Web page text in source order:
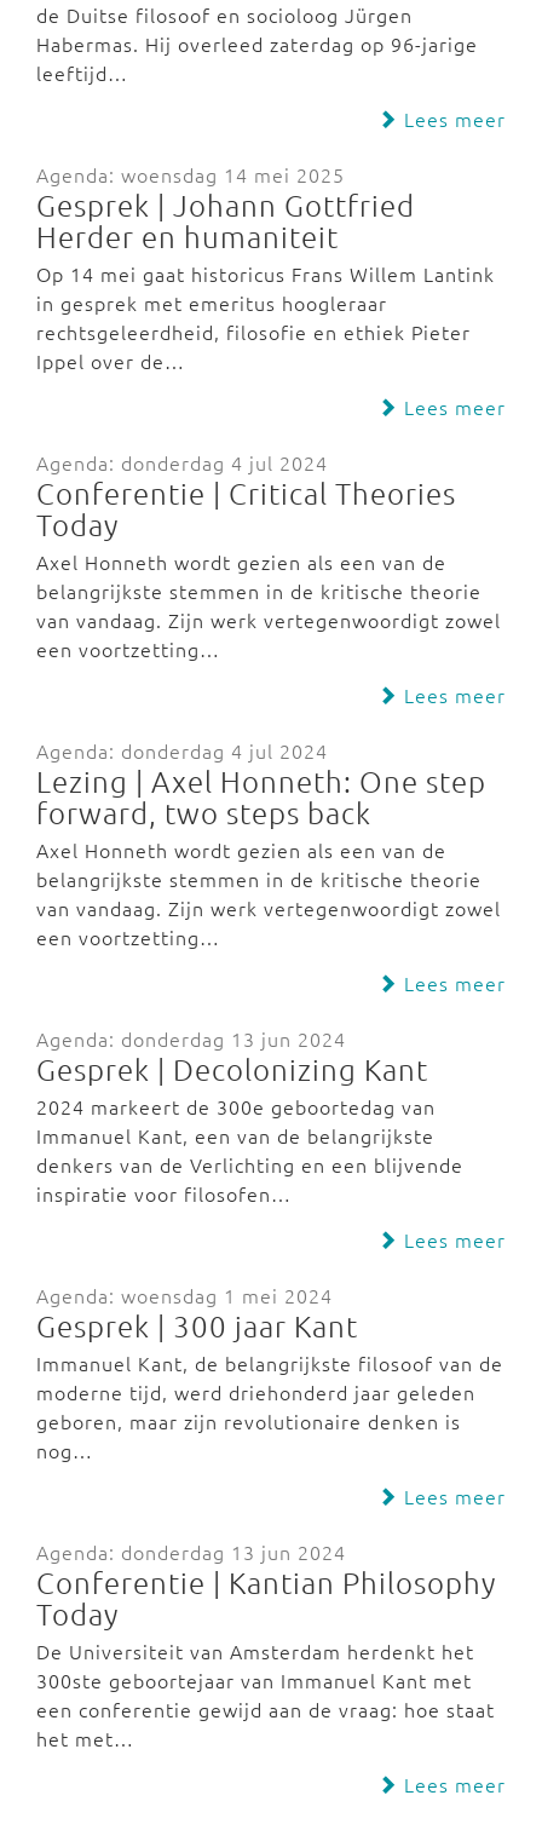
de Duitse filosoof en socioloog Jürgen
Habermas. Hij overleed zaterdag op 96-jarige
leeftijd…
Lees meer
Agenda: woensdag 14 mei 2025
Gesprek | Johann Gottfried
Herder en humaniteit
Op 14 mei gaat historicus Frans Willem Lantink
in gesprek met emeritus hoogleraar
rechtsgeleerdheid, filosofie en ethiek Pieter
Ippel over de…
Lees meer
Agenda: donderdag 4 jul 2024
Conferentie | Critical Theories
Today
Axel Honneth wordt gezien als een van de
belangrijkste stemmen in de kritische theorie
van vandaag. Zijn werk vertegenwoordigt zowel
een voortzetting…
Lees meer
Agenda: donderdag 4 jul 2024
Lezing | Axel Honneth: One step
forward, two steps back
Axel Honneth wordt gezien als een van de
belangrijkste stemmen in de kritische theorie
van vandaag. Zijn werk vertegenwoordigt zowel
een voortzetting…
Lees meer
Agenda: donderdag 13 jun 2024
Gesprek | Decolonizing Kant
2024 markeert de 300e geboortedag van
Immanuel Kant, een van de belangrijkste
denkers van de Verlichting en een blijvende
inspiratie voor filosofen…
Lees meer
Agenda: woensdag 1 mei 2024
Gesprek | 300 jaar Kant
Immanuel Kant, de belangrijkste filosoof van de
moderne tijd, werd driehonderd jaar geleden
geboren, maar zijn revolutionaire denken is
nog…
Lees meer
Agenda: donderdag 13 jun 2024
Conferentie | Kantian Philosophy
Today
De Universiteit van Amsterdam herdenkt het
300ste geboortejaar van Immanuel Kant met
een conferentie gewijd aan de vraag: hoe staat
het met…
Lees meer